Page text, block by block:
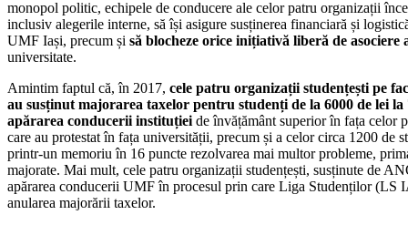
monopol politic, echipele de conducere ale celor patru organizații
inclusiv alegerile interne, să își asigure susținerea financiară și
UMF Iași, precum și să blocheze orice inițiativă liberă de asociere
universitate.
Amintim faptul că, în 2017, cele patru organizații studențești pe
au susținut majorarea taxelor pentru studenți de la 6000 de lei la
apărarea conducerii instituțieide învățământ superior în fața celor
care au protestat în fața universității, precum și a celor circa 1200 de
printr-un memoriu în 16 puncte rezolvarea mai multor probleme,
majorate. Mai mult, cele patru organizații studențești, susținute de
apărarea conducerii UMF în procesul prin care Liga Studenților (LS
anularea majorării taxelor.